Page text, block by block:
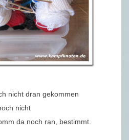
nicht dran gekommen
nicht
da noch ran, bestimmt.